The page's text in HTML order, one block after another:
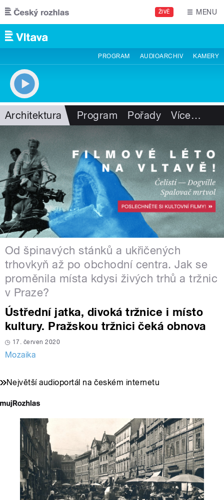
Přejít k hlavnímu obsahu
ŽIVĚ MENU
PROGRAM AUDIOARCHIV KAMERY
Architektura Program Pořady Více…
Od špinavých stánků a ukřičených
trhovkyň až po obchodní centra. Jak se
proměnila místa kdysi živých trhů a tržnic
v Praze?
Ústřední jatka, divoká tržnice i místo
kultury. Pražskou tržnici čeká obnova
17. červen 2020
Mozaika
Největší audioportál na českém internetu